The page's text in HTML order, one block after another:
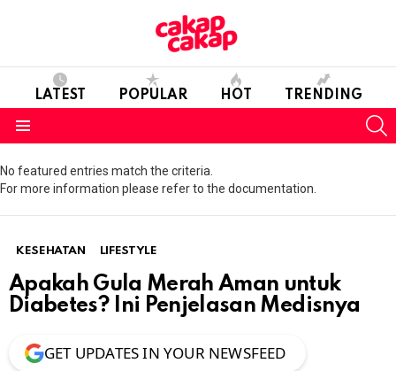
LATEST POPULAR HOT TRENDING
No featured entries match the criteria.
For more information please refer to the documentation.
KESEHATAN LIFESTYLE
Apakah Gula Merah Aman untuk
Diabetes? Ini Penjelasan Medisnya
GET UPDATES IN YOUR NEWSFEED